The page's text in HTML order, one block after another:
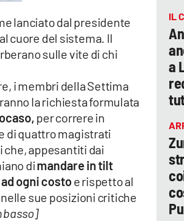
lanciato dal presidente
cuore del sistema. Il
sulle vite di chi
i membri della Settima
la richiesta formulata
per correre in
di quattro magistrati
appesantiti dai
dimandare in tilt
ogni costoe rispetto al
sue posizioni critiche
basso]
IL
a